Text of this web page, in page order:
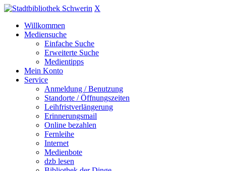
X
Willkommen
Mediensuche
Einfache Suche
Erweiterte Suche
Medientipps
Mein Konto
Service
Anmeldung / Benutzung
Standorte / Öffnungszeiten
Leihfristverlängerung
Erinnerungsmail
Online bezahlen
Fernleihe
Internet
Medienbote
dzb lesen